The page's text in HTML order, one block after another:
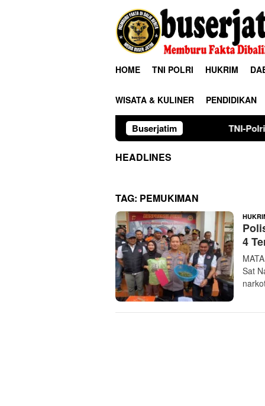
HOME TNI POLRI HUKRIM
WISATA & KULINER PENDIDIKAN
BuserjatimTNI-Polri Kawal Pawai
HEADLINES
TAG: PEMUKIMAN
4
Sat